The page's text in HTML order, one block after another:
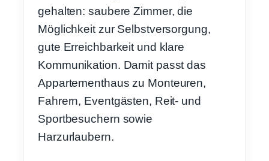
gehalten: saubere Zimmer, die
Möglichkeit zur Selbstversorgung,
gute Erreichbarkeit und klare
Kommunikation. Damit passt das
Appartementhaus zu Monteuren,
Fahrern, Eventgästen, Reit- und
Sportbesuchern sowie
Harzurlaubern.